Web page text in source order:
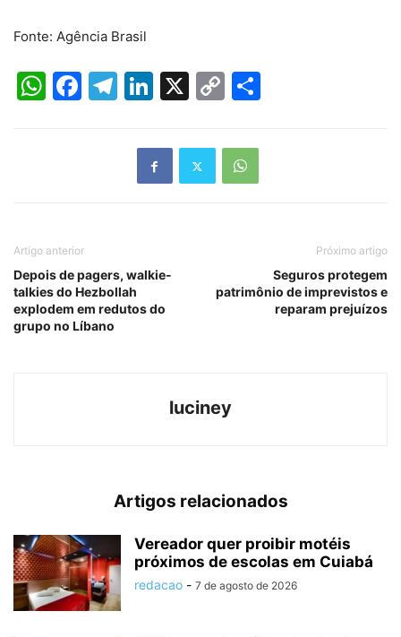
Fonte: Agência Brasil
WhatsApp
Facebook
Telegram
LinkedIn
X
Copy
Artigo anterior
Depois de pagers, walkie-
talkies do Hezbollah
explodem em redutos do
grupo no Líbano
Próximo artigo
Seguros protegem
patrimônio de imprevistos e
reparam prejuízos
luciney
Artigos relacionados
Vereador quer proibir motéis
próximos de escolas em Cuiabá
redacao - 7 de agosto de 2026